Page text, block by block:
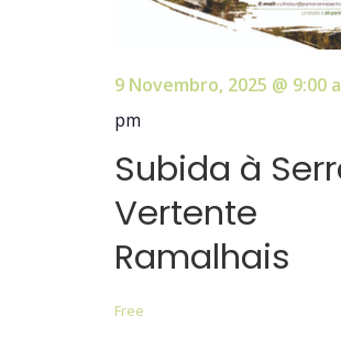
9 Novembro, 2025 @ 9:00
pm
Subida à
Vertente
Ramalhais
Free